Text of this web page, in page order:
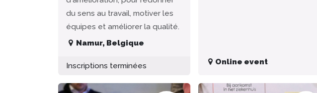
du sens au travail, motiver les
équipes et améliorer la qualité.
Namur, Belgique
Inscriptions terminées Online event